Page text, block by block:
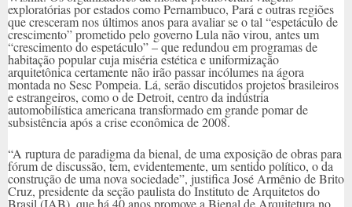
exploratórias por estados como Pernambuco, Pará e outras regiões
que cresceram nos últimos anos para avaliar se o tal “espetáculo de
crescimento” prometido pelo governo Lula não virou, antes um
“crescimento do espetáculo” – que redundou em programas de
habitação popular cuja miséria estética e uniformização
arquitetônica certamente não irão passar incólumes na ágora
montada no Sesc Pompeia. Lá, serão discutidos projetos brasileiros
e estrangeiros, como o de Detroit, centro da indústria
automobilística americana transformado em grande pomar de
subsistência após a crise econômica de 2008.
“A ruptura de paradigma da bienal, de uma exposição de obras para
fórum de discussão, tem, evidentemente, um sentido político, o da
construção de uma nova sociedade”, justifica José Armênio de Brito
Cruz, presidente da seção paulista do Instituto de Arquitetos do